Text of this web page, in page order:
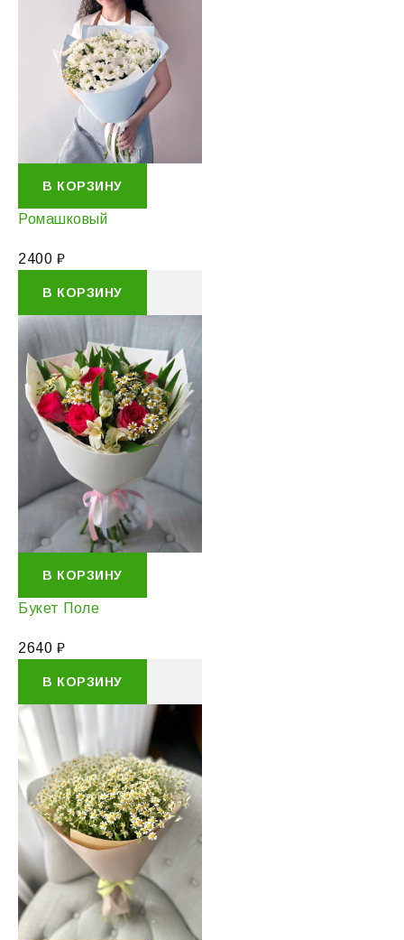
В КОРЗИНУ
Ромашковый
2400 ₽
В КОРЗИНУ
В КОРЗИНУ
Букет Поле
2640 ₽
В КОРЗИНУ